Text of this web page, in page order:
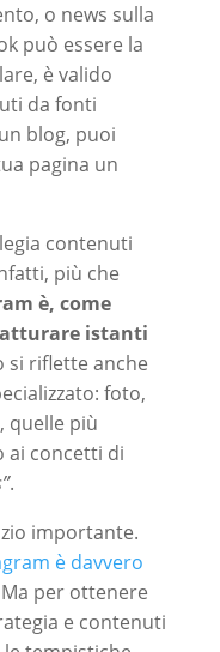
o news sulla
può essere la
è valido
da fonti
blog, puoi
pagina un
contenuti
più che
è, come
istanti
si riflette anche
foto,
quelle più
ai concetti di
.
importante.
è davvero
per ottenere
e contenuti